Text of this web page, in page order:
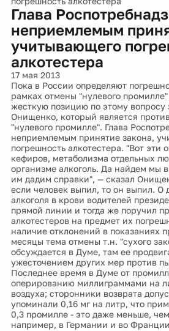
Глава
неприемлемым
учитывающего
алкотестера
17 мая 2013
Пока в России определяют
рамках отмены "нулевого
жесткую позицию по этому вопросу
Онищенко, который является
"нулевого промилле". Глава
неприемлемым принятие закона,
погрешность алкотестера. "Вот эти
кефиров, метаболизма отдельных
организме алкоголь. Да найдем мы
им дадим справки", — сказал
если человек выпил, то он выпил. О
алкоголя в крови водителей
прямой линии и тогда же поручил
алкотестеров на предмет их
наличие отклонений в показаниях
месяцы тема отмены т.н. "сухого
обсуждается в Думе, там ее
ужесточением других мер против
Последнее время в Думе от
оперированию миллиграммами на
воздуха; сторонники возврата
упоминали 0,16 мг на литр, что
0,3 промилле - это даже меньше,
например, в Германии и во